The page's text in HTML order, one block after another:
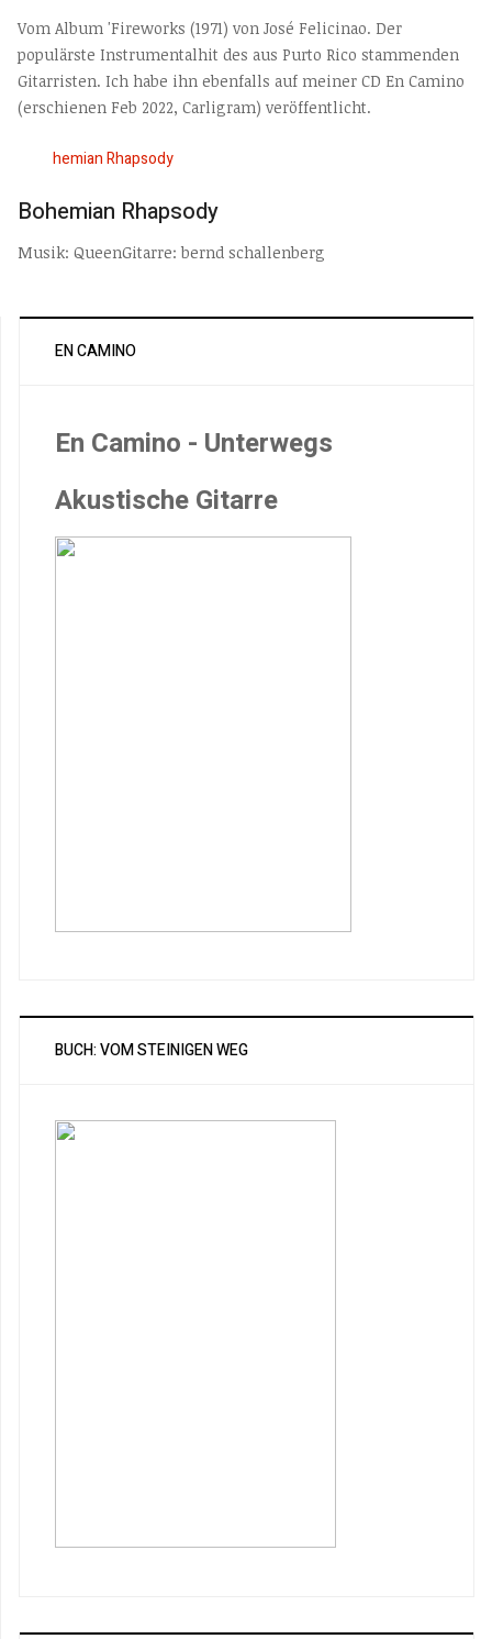
Vom Album 'Fireworks (1971) von José Felicinao. Der
populärste Instrumentalhit des aus Purto Rico stammenden
Gitarristen. Ich habe ihn ebenfalls auf meiner CD En Camino
(erschienen Feb 2022, Carligram) veröffentlicht.
Bohemian Rhapsody
Musik: QueenGitarre: bernd schallenberg
EN CAMINO
En Camino - Unterwegs
Akustische Gitarre
BUCH: VOM STEINIGEN WEG